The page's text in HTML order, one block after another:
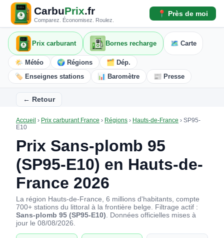
CarbuPrix.fr
Comparez. Économisez. Roulez.
📍 Près de moi
Prix carburant Bornes recharge 🗺️ Carte
🌤️ Météo 🌍 Régions
🗂️ Dép.
🏷️ Enseignes stations
📊 Baromètre 📰 Presse
← Retour
Accueil › Prix carburant France › Régions › Hauts-de-France › SP95-
E10
Prix Sans-plomb 95
(SP95-E10) en Hauts-de-
France 2026
La région Hauts-de-France, 6 millions d'habitants, compte
700+ stations du littoral à la frontière belge. Filtrage actif :
Sans-plomb 95 (SP95-E10). Données officielles mises à
jour le 08/08/2026.